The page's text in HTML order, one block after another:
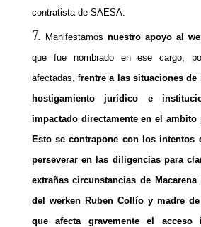
contratista de SAESA.
Manifestamos nuestro apoyo al
que fue nombrado en ese cargo,
afectadas, frentre a las situaciones
hostigamiento jurídico e
impactado directamente en el ambito
Esto se contrapone con los intentos
perseverar en las diligencias para
extrañas circunstancias de Macarena
del werken Ruben Collío y madre
que afecta gravemente el acceso